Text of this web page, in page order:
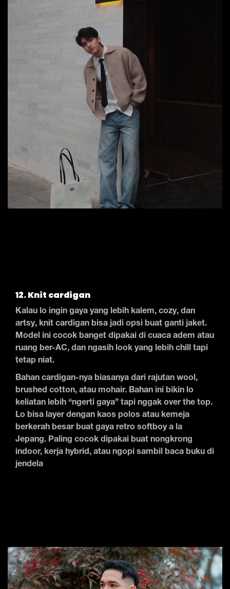
12. Knit cardigan
Kalau lo ingin gaya yang lebih kalem, cozy, dan
artsy, knit cardigan bisa jadi opsi buat ganti jaket.
Model ini cocok banget dipakai di cuaca adem atau
ruang ber-AC, dan ngasih look yang lebih chill tapi
tetap niat.
Bahan cardigan-nya biasanya dari rajutan wool,
brushed cotton, atau mohair. Bahan ini bikin lo
keliatan lebih “ngerti gaya” tapi nggak over the top.
Lo bisa layer dengan kaos polos atau kemeja
berkerah besar buat gaya retro softboy a la
Jepang. Paling cocok dipakai buat nongkrong
indoor, kerja hybrid, atau ngopi sambil baca buku di
jendela